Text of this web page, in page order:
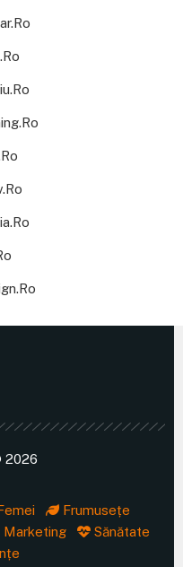
2026
Frumusețe
Marketing
Sănătate